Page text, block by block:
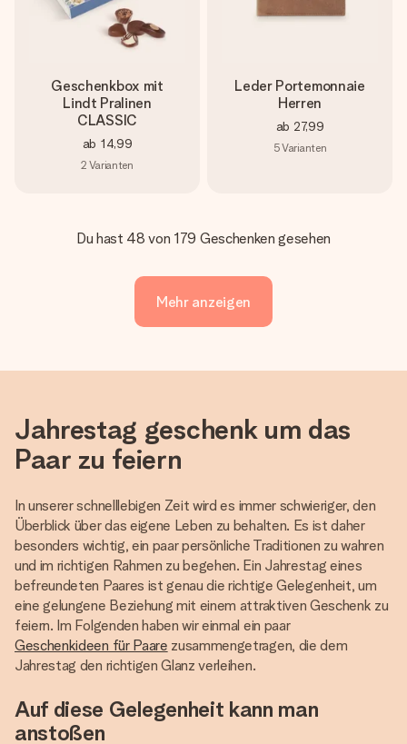
Geschenkbox mit
Lindt Pralinen
CLASSIC
ab 14,99
2 Varianten
Leder Portemonnaie
Herren
ab 27,99
5Varianten
Du hast 48 von 179 Geschenken gesehen
Mehr anzeigen
Jahrestag geschenk um das
Paar zu feiern
In unserer schnelllebigen Zeit wird es immer schwieriger, den
Überblick über das eigene Leben zu behalten. Es ist daher
besonders wichtig, ein paar persönliche Traditionen zu wahren
und im richtigen Rahmen zu begehen. Ein Jahrestag eines
befreundeten Paares ist genau die richtige Gelegenheit, um
eine gelungene Beziehung mit einem attraktiven Geschenk zu
feiern. Im Folgenden haben wir einmal ein paar
Geschenkideen für Paare zusammengetragen, die dem
Jahrestag den richtigen Glanz verleihen.
Auf diese Gelegenheit kann man
anstoßen